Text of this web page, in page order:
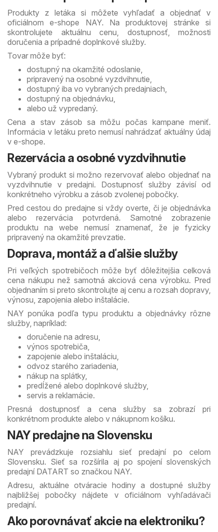
Produkty z letáka si môžete vyhľadať a objednať v
oficiálnom e-shope NAY. Na produktovej stránke si
skontrolujete aktuálnu cenu, dostupnosť, možnosti
doručenia a prípadné doplnkové služby.
Tovar môže byť:
dostupný na okamžité odoslanie,
pripravený na osobné vyzdvihnutie,
dostupný iba vo vybraných predajniach,
dostupný na objednávku,
alebo už vypredaný.
Cena a stav zásob sa môžu počas kampane meniť.
Informácia v letáku preto nemusí nahrádzať aktuálny údaj
v e-shope.
Rezervácia a osobné vyzdvihnutie
Vybraný produkt si možno rezervovať alebo objednať na
vyzdvihnutie v predajni. Dostupnosť služby závisí od
konkrétneho výrobku a zásob zvolenej pobočky.
Pred cestou do predajne si vždy overte, či je objednávka
alebo rezervácia potvrdená. Samotné zobrazenie
produktu na webe nemusí znamenať, že je fyzicky
pripravený na okamžité prevzatie.
Doprava, montáž a ďalšie služby
Pri veľkých spotrebičoch môže byť dôležitejšia celková
cena nákupu než samotná akciová cena výrobku. Pred
objednaním si preto skontrolujte aj cenu a rozsah dopravy,
výnosu, zapojenia alebo inštalácie.
NAY ponúka podľa typu produktu a objednávky rôzne
služby, napríklad:
doručenie na adresu,
výnos spotrebiča,
zapojenie alebo inštaláciu,
odvoz starého zariadenia,
nákup na splátky,
predĺžené alebo doplnkové služby,
servis a reklamácie.
Presná dostupnosť a cena služby sa zobrazí pri
konkrétnom produkte alebo v nákupnom košíku.
NAY predajne na Slovensku
NAY prevádzkuje rozsiahlu sieť predajní po celom
Slovensku. Sieť sa rozšírila aj po spojení slovenských
predajní DATART so značkou NAY.
Adresu, aktuálne otváracie hodiny a dostupné služby
najbližšej pobočky nájdete v oficiálnom vyhľadávači
predajní.
Ako porovnávať akcie na elektroniku?